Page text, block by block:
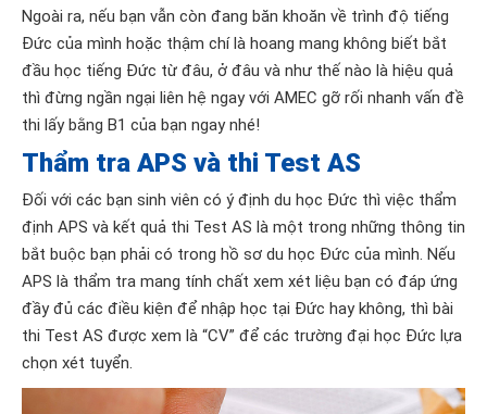
Ngoài ra, nếu bạn vẫn còn đang băn khoăn về trình độ tiếng
Đức của mình hoặc thậm chí là hoang mang không biết bắt
đầu học tiếng Đức từ đâu, ở đâu và như thế nào là hiệu quả
thì đừng ngần ngại liên hệ ngay với AMEC gỡ rối nhanh vấn đề
thi lấy bằng B1 của bạn ngay nhé!
Thẩm tra APS và thi Test AS
Đối với các bạn sinh viên có ý định du học Đức thì việc thẩm
định APS và kết quả thi Test AS là một trong những thông tin
bắt buộc bạn phải có trong hồ sơ du học Đức của mình. Nếu
APS là thẩm tra mang tính chất xem xét liệu bạn có đáp ứng
đầy đủ các điều kiện để nhập học tại Đức hay không, thì bài
thi Test AS được xem là “CV” để các trường đại học Đức lựa
chọn xét tuyển.